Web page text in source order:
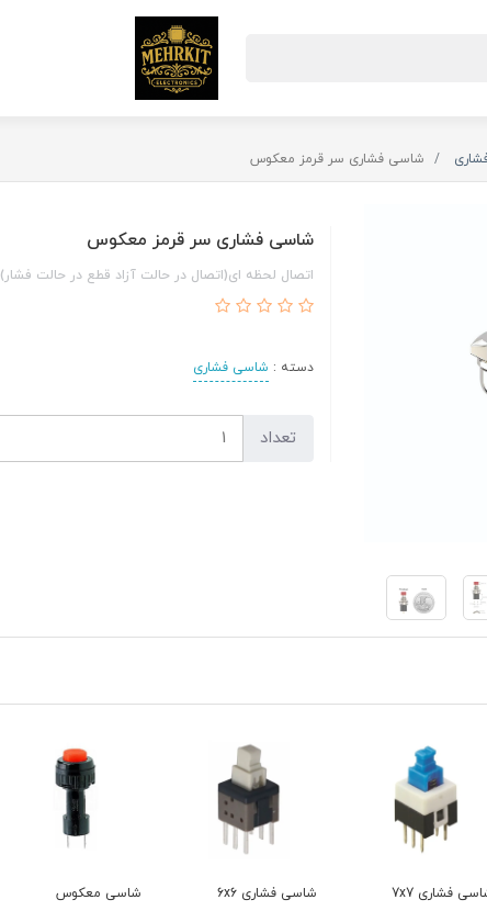
شاسی فشاری سر قرمز معکوس
شاسی فشاری سر قرمز معکوس
اتصال لحظه ای(اتصال در حالت آزاد قطع در حالت فشار)
دسته : شاسی فشاری
تعداد
شاسی فشاری 6x6
شاسی معکوس
شاسی 12 پایه آیفونی